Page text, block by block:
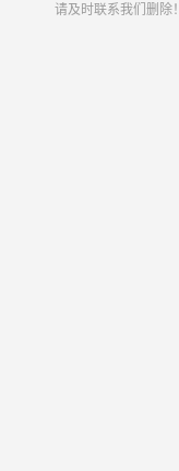
请及时联系我们删除！